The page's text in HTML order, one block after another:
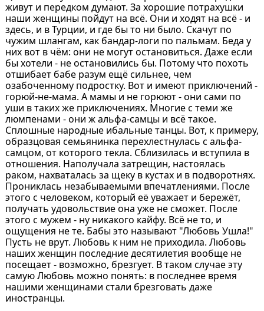
живут и передком думают. За хорошие потрахушки
наши женщины пойдут на всё. Они и ходят на всё - и
здесь, и в Турции, и где бы то ни было. Скачут по
чужим шлангам, как бандар-логи по пальмам. Беда у
них вот в чём: они не могут остановиться. Даже если
бы хотели - не остановились бы. Потому что похоть
отшибает бабе разум ещё сильнее, чем
озабоченному подростку. Вот и имеют приключений -
горюй-не-мама. А мамы и не горюют - они сами по
уши в таких же приключениях. Многие с теми же
люмпенами - они ж альфа-самцы и всё такое.
Сплошные народные ибальные танцы. Вот, к примеру,
образцовая семьянинка перехлестнулась с альфа-
самцом, от которого текла. Сблизилась и вступила в
отношения. Наполучала затрещин, настоялась
раком, нахваталась за щеку в кустах и в подворотнях.
Прониклась незабываемыми впечатлениями. После
этого с человеком, который её уважает и бережёт,
получать удовольствие она уже не сможет. После
этого с мужем - ну никакого кайфу. Всё не то, и
ощущения не те. Бабы это называют "Любовь Ушла!"
Пусть не врут. Любовь к ним не приходила. Любовь
наших женщин последние десятилетия вообще не
посещает - возможно, брезгует. В таком случае эту
самую Любовь можно понять: в последнее время
нашими женщинами стали брезговать даже
иностранцы.